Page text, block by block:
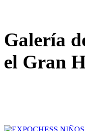
Galería
el Gran